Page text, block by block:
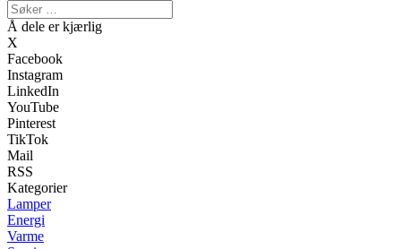
Å dele er kjærlig
X
Facebook
Instagram
LinkedIn
YouTube
Pinterest
TikTok
Mail
RSS
Kategorier
Lamper
Energi
Varme